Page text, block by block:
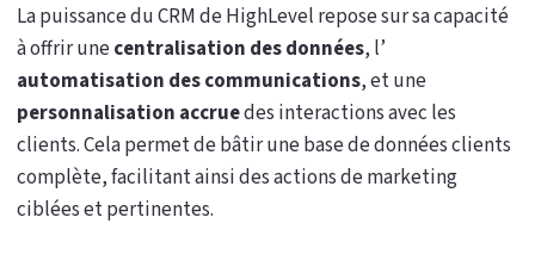
La puissance du CRM de HighLevel repose sur sa capacité
à offrir unecentralisation des données, l’
automatisation des communications, et une
personnalisation accruedes interactions avec les
clients. Cela permet de bâtir une base de données clients
complète, facilitant ainsi des actions de marketing
ciblées et pertinentes.